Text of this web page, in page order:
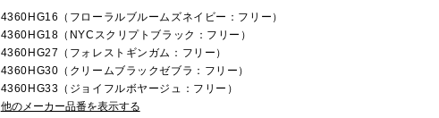
4360HG16（フローラルブルームズネイビー：フリー）
4360HG18（NYCスクリプトブラック：フリー）
4360HG27（フォレストギンガム：フリー）
4360HG30（クリームブラックゼブラ：フリー）
4360HG33（ジョイフルボヤージュ：フリー）
他のメーカー品番を表示する